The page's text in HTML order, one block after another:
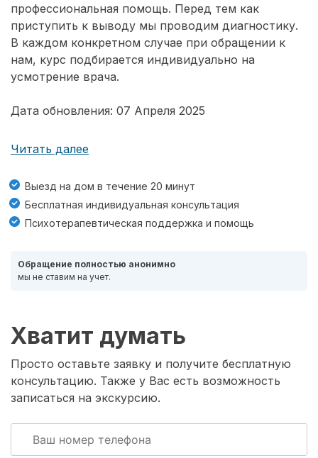
профессиональная помощь. Перед тем как
приступить к выводу мы проводим диагностику.
В каждом конкретном случае при обращении к
нам, курс подбирается индивидуально на
усмотрение врача.
Дата обновления: 07 Апреля 2025
Читать далее
Выезд на дом в течение 20 минут
Бесплатная индивидуальная консультация
Психотерапевтическая поддержка и помощь
Обращение полностью анонимно
мы не ставим на учет.
Хватит думать
Просто оставьте заявку и получите бесплатную
консультацию. Также у Вас есть возможность
записаться на экскурсию.